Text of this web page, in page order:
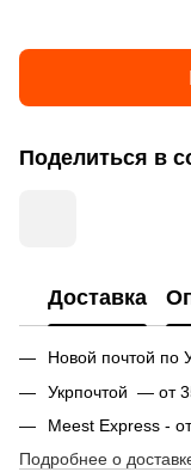
Поделиться в
Доставка
Новой почтой по
Укрпочтой — от
Meest Express - от
Подробнее о